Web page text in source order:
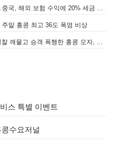
[홍콩금융] "홍콩 보험 과세 폭탄"…중국, 해외 보험 수익에 20% 세금 부과로 관련주 급락
말 홍콩 최고 36도 폭염 비상
[홍콩뉴스] 싱가포르 창이공항서 경찰 깨물고 승객 폭행한 홍콩 모자, 결국 감옥행
스 특별 이벤트
수요저널